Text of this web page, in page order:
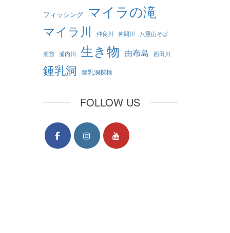
フィッシング マイラの滝
マイラ川 仲良川 仲間川 八重山そば
洞窟 浦内川 生き物 由布島 西田川
鍾乳洞 鍾乳洞探検
FOLLOW US